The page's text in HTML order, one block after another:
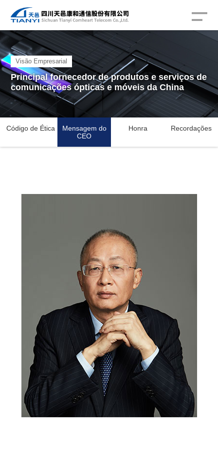
Visão Empresarial
Principal fornecedor de produtos e serviços de
comunicações ópticas e móveis da China
Código de Ética
Mensagem do
CEO
Honra Recordações